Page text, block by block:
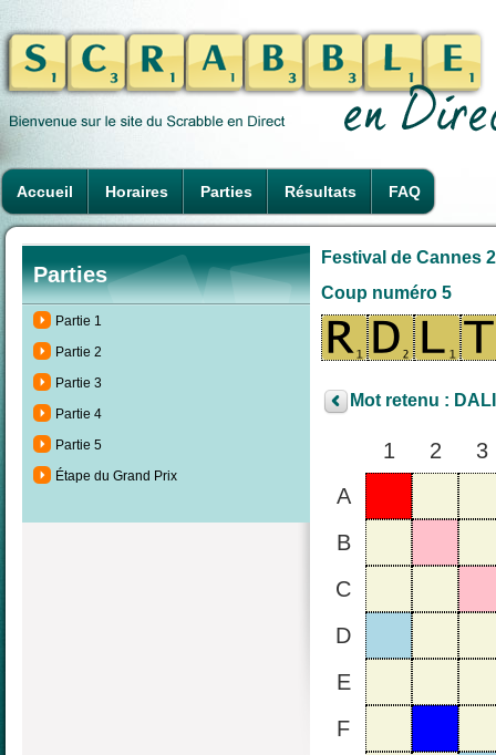
Accueil Horaires Parties Résultats FAQ
Parties
Partie 1
Partie 2
Partie 3
Partie 4
Partie 5
Étape du Grand Prix
Festival de Cannes
Coup numéro 5
Mot retenu :
1 2
3
A
B
C
D
E
F